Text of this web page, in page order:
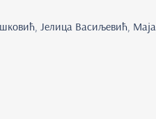
Јелица Васиљевић, Маја